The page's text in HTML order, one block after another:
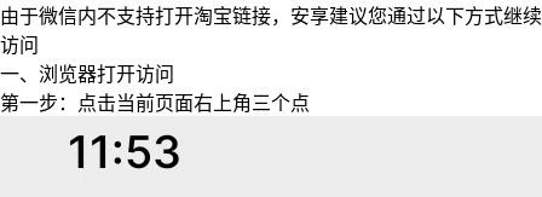
由于微信内不支持打开淘宝链接，安享建议您通过以下方式继续
访问
一、浏览器打开访问
第一步：点击当前页面右上角三个点